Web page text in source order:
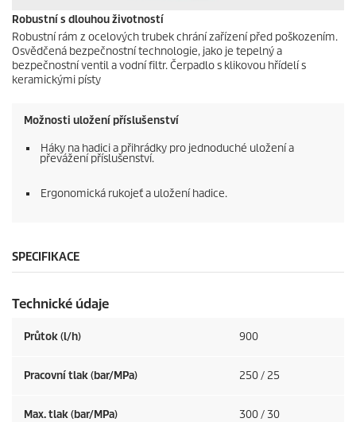
Robustní s dlouhou životností
Robustní rám z ocelových trubek chrání zařízení před poškozením.
Osvědčená bezpečnostní technologie, jako je tepelný a
bezpečnostní ventil a vodní filtr. Čerpadlo s klikovou hřídelí s
keramickými písty
Možnosti uložení příslušenství
Háky na hadici a přihrádky pro jednoduché uložení a
převážení příslušenství.
Ergonomická rukojeť a uložení hadice.
SPECIFIKACE
Technické údaje
Průtok (l/h) 900
Pracovní tlak (bar/MPa) 250 / 25
Max. tlak (bar/MPa) 300 / 30